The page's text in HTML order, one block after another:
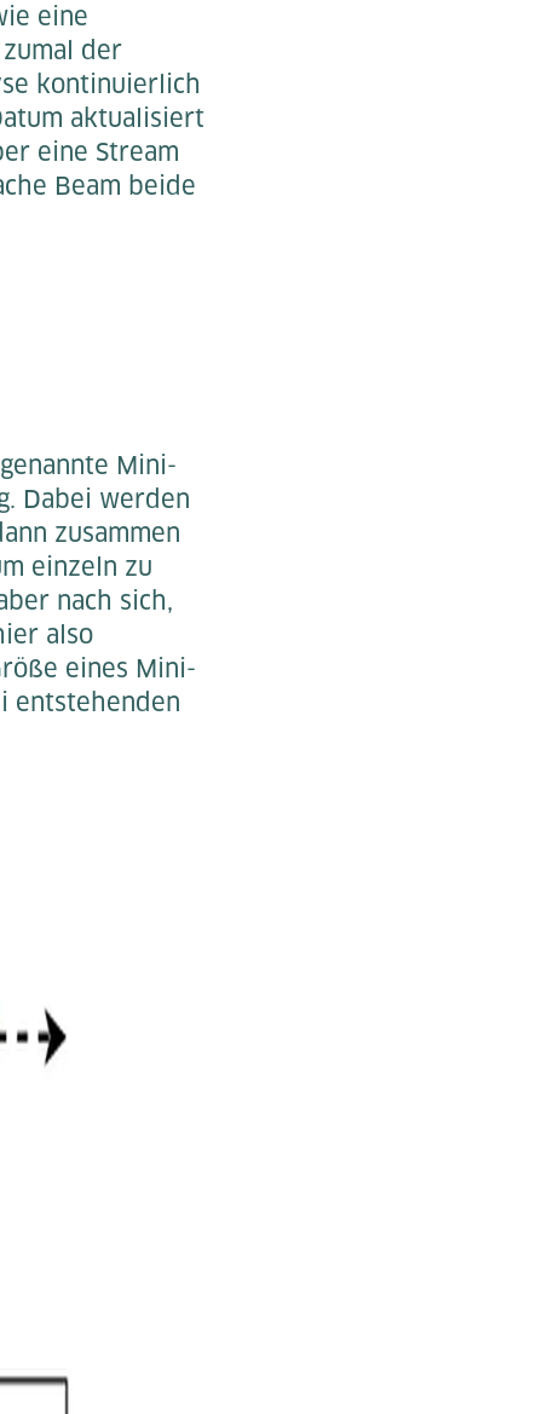
eine
der
kontinuierlich
aktualisiert
eine Stream
Beam beide
Mini-
Dabei werden
zusammen
einzeln zu
nach sich,
also
eines Mini-
entstehenden